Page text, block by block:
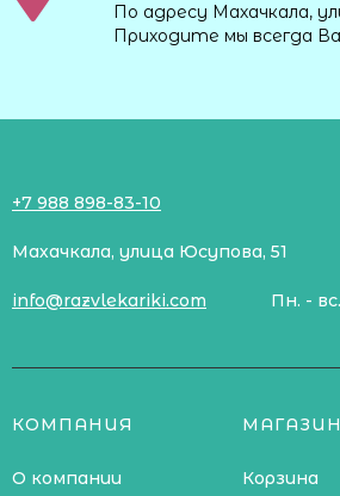
По адресу Махачкала,
Приходите мы всегда
+7 988 898-83-10
Махачкала, улица Юсупова, 51
info@razvlekariki.com Пн. -
КОМПАНИЯ
О компании
МАГАЗИН
Корзина